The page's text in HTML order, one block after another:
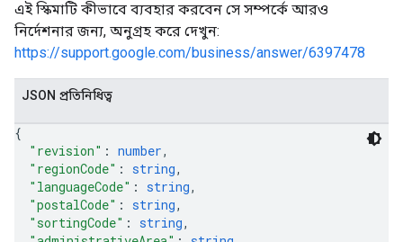
এই স্কিমাটি কীভাবে ব্যবহার করবেন সে সম্পর্কে আরও
নির্দেশনার জন্য, অনুগ্রহ করে দেখুন:
https://support.google.com/business/answer/6397478
JSON প্রতিনিধিত্ব
{
"revision" : number,
"regionCode" : string,
"languageCode" : string,
"postalCode" : string,
"sortingCode" : string,